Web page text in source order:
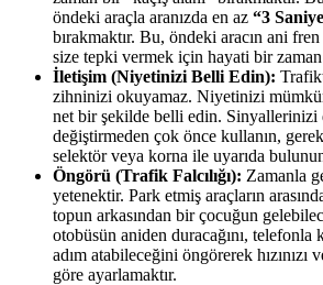
öndeki araçla aranızda en az “3
bırakmaktır. Bu, öndeki aracın ani
size tepki vermek için hayati bir zaman
İletişim (Niyetinizi Belli Edin):
zihninizi okuyamaz. Niyetinizi
net bir şekilde belli edin. Sinyallerinizi
değiştirmeden çok önce kullanın,
selektör veya korna ile uyarıda
Öngörü (Trafik Falcılığı): Zamanla
yetenektir. Park etmiş araçların
topun arkasından bir çocuğun
otobüsün aniden duracağını, telefonla
adım atabileceğini öngörerek hızınızı
göre ayarlamaktır.